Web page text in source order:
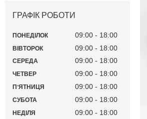
ГРАФІК РОБОТИ
ПОНЕДІЛОК 09:00 18:00
ВІВТОРОК 09:00 18:00
СЕРЕДА 09:00 18:00
ЧЕТВЕР 09:00 18:00
ПʼЯТНИЦЯ 09:00 18:00
СУБОТА 09:00 18:00
НЕДІЛЯ 09:00 18:00